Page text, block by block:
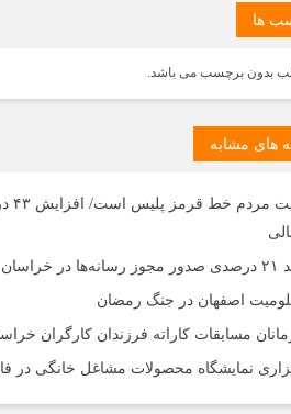
ها
بدون برچسب می باشد.
های مشابه
نخست سال
اصفهان در جنگ رمضان
مسابقات کاراته فرزندان کارگران
نمایشگاه محصولات مشاغل خانگی در